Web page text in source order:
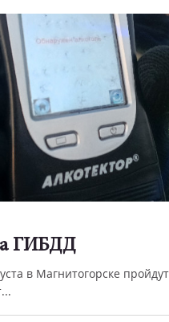
ГИБДД
в Магнитогорске